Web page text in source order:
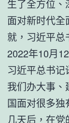
生了全方位、
面对新时代
就，习近平总
2022年10月
习近平总书记
我们办大事
国面对很多独
几天后，在